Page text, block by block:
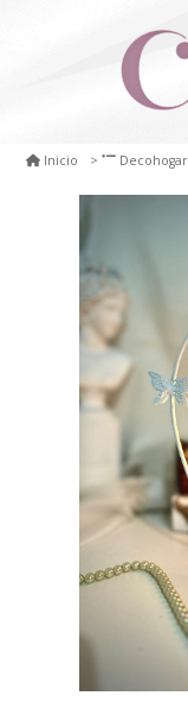
Inicio Decohogar